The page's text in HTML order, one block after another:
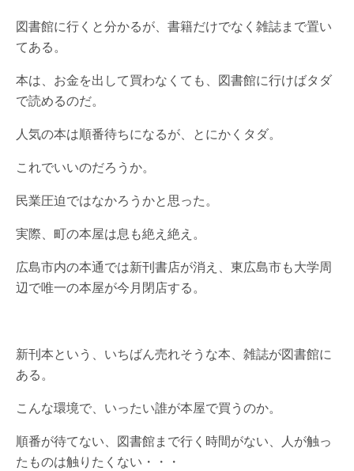
図書館に行くと分かるが、書籍だけでなく雑誌まで置い
てある。
本は、お金を出して買わなくても、図書館に行けばタダ
で読めるのだ。
人気の本は順番待ちになるが、とにかくタダ。
これでいいのだろうか。
民業圧迫ではなかろうかと思った。
実際、町の本屋は息も絶え絶え。
広島市内の本通では新刊書店が消え、東広島市も大学周
辺で唯一の本屋が今月閉店する。
新刊本という、いちばん売れそうな本、雑誌が図書館に
ある。
こんな環境で、いったい誰が本屋で買うのか。
順番が待てない、図書館まで行く時間がない、人が触っ
たものは触りたくない・・・